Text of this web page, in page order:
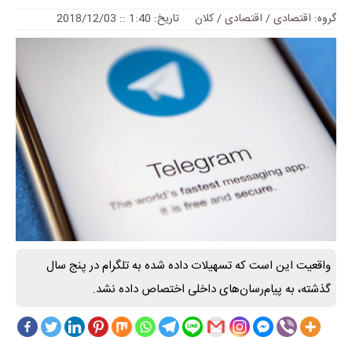
گروه: اقتصادی/ اقتصادی / کلان تاریخ: 1:40 :: 2018/12/03
واقعیت این است که تسهیلات داده شده به تلگرام در پنج سال
گذشته، به پیام‌رسان‌های داخلی اختصاص داده نشد.